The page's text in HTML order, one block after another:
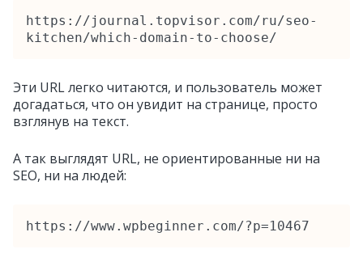
https://journal.topvisor.com/ru/seo-
Эти URL легко читаются, и пользователь может
догадаться, что он увидит на странице, просто
взглянув на текст.
А так выглядят URL, не ориентированные ни на
SEO, ни на людей:
https://www.wpbeginner.com/?p=10467